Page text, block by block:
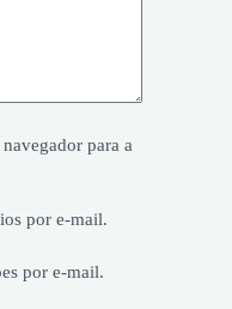
para a
por e-mail.
por e-mail.